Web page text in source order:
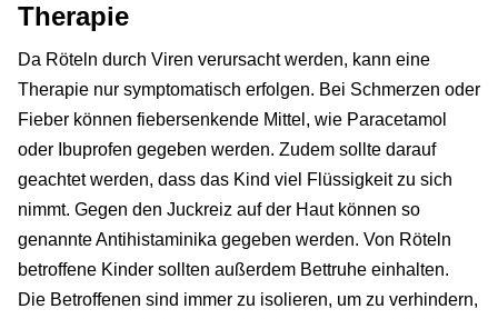
Therapie
Da Röteln durch Viren verursacht werden, kann eine
Therapie nur symptomatisch erfolgen. Bei Schmerzen oder
Fieber können fiebersenkende Mittel, wie Paracetamol
oder Ibuprofen gegeben werden. Zudem sollte darauf
geachtet werden, dass das Kind viel Flüssigkeit zu sich
nimmt. Gegen den Juckreiz auf der Haut können so
genannte Antihistaminika gegeben werden. Von Röteln
betroffene Kinder sollten außerdem Bettruhe einhalten.
Die Betroffenen sind immer zu isolieren, um zu verhindern,